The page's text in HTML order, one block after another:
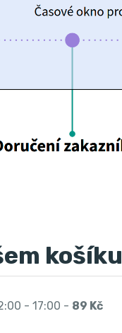
košíku
- 17:00 - 89 Kč